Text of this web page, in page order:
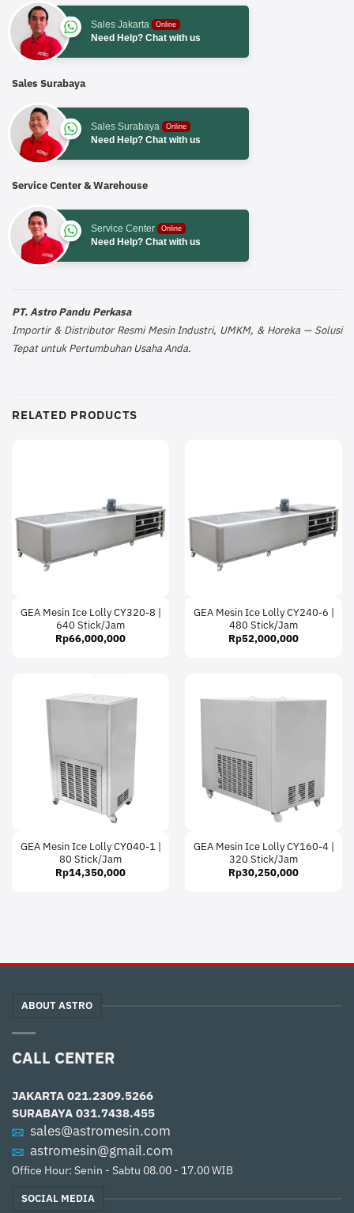
Sales Jakarta Online
Need Help? Chat with us
Sales Surabaya
Sales Surabaya Online
Need Help? Chat with us
Service Center & Warehouse
Service Center Online
Need Help? Chat with us
PT. Astro Pandu Perkasa
Importir & Distributor Resmi Mesin Industri, UMKM, & Horeka — Solusi
Tepat untuk Pertumbuhan Usaha Anda.
RELATED PRODUCTS
GEA Mesin Ice Lolly CY320-8 |
640 Stick/Jam
Rp66,000,000
GEA Mesin Ice Lolly CY240-6 |
480 Stick/Jam
Rp52,000,000
GEA Mesin Ice Lolly CY040-1 |
80 Stick/Jam
Rp14,350,000
GEA Mesin Ice Lolly CY160-4 |
320 Stick/Jam
Rp30,250,000
ABOUT ASTRO
CALL CENTER
JAKARTA 021.2309.5266
SURABAYA 031.7438.455
sales@astromesin.com
astromesin@gmail.com
Office Hour: Senin - Sabtu 08.00 - 17.00 WIB
SOCIAL MEDIA